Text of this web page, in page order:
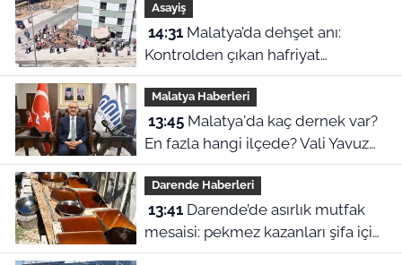
Asayiş
14:31Malatya’da dehşet anı:
Kontrolden çıkan hafriyat
kamyonu evin içine girdi!
Malatya Haberleri
13:45Malatya'da kaç dernek var?
En fazla hangi ilçede? Vali Yavuz
tek tek açıkladı
Darende Haberleri
13:41Darende’de asırlık mutfak
mesaisi: pekmez kazanları şifa için
kaynıyor